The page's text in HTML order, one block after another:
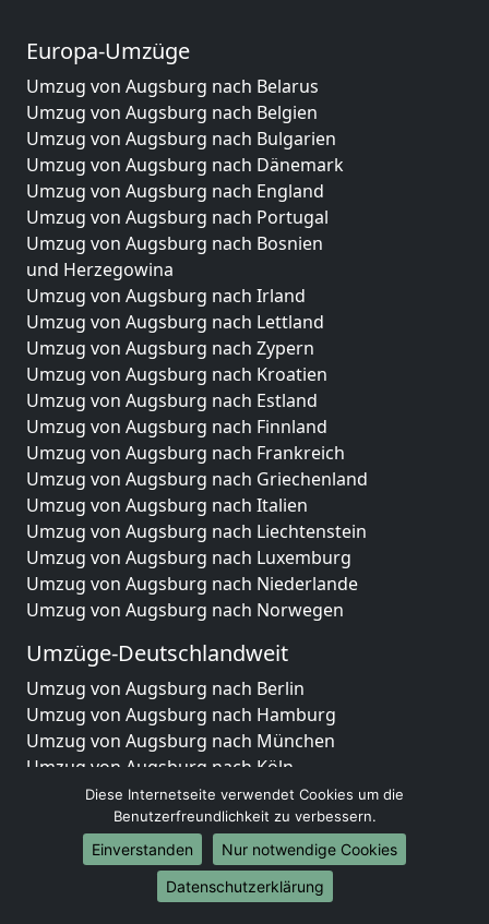
Europa-Umzüge
Umzug von Augsburg nach Belarus
Umzug von Augsburg nach Belgien
Umzug von Augsburg nach Bulgarien
Umzug von Augsburg nach Dänemark
Umzug von Augsburg nach England
Umzug von Augsburg nach Portugal
Umzug von Augsburg nach Bosnien
und Herzegowina
Umzug von Augsburg nach Irland
Umzug von Augsburg nach Lettland
Umzug von Augsburg nach Zypern
Umzug von Augsburg nach Kroatien
Umzug von Augsburg nach Estland
Umzug von Augsburg nach Finnland
Umzug von Augsburg nach Frankreich
Umzug von Augsburg nach Griechenland
Umzug von Augsburg nach Italien
Umzug von Augsburg nach Liechtenstein
Umzug von Augsburg nach Luxemburg
Umzug von Augsburg nach Niederlande
Umzug von Augsburg nach Norwegen
Umzüge-Deutschlandweit
Umzug von Augsburg nach Berlin
Umzug von Augsburg nach Hamburg
Umzug von Augsburg nach München
Umzug von Augsburg nach Köln
Umzug von Augsburg nach Frankfurt am Main
Umzug von Augsburg nach Stuttgart
Umzug von Augsburg nach Düsseldorf
Umzug von Augsburg nach Leipzig
Umzug von Augsburg nach Dortmund
Diese Internetseite verwendet Cookies um die
Benutzerfreundlichkeit zu verbessern.
Einverstanden
Nur notwendige Cookies
Datenschutzerklärung